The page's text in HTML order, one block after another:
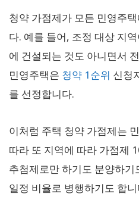
청약 가점제가 모든 민영주
다. 예를 들어, 조정 대상 지
에 건설되는 것도 아니면서
민영주택은 청약 1순위 신청
를 선정합니다.
이처럼 주택 청약 가점제는
따라 또 지역에 따라 가점제
추첨제로만 하기도 분양하
일정 비율로 병행하기도 합니